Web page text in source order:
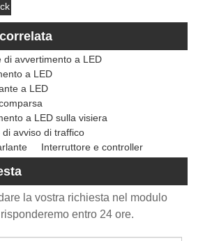
di avvertimento a LED
a LED
a LED
a LED sulla visiera
avviso di traffico
Interruttore e controller
la vostra richiesta nel modulo
entro 24 ore.